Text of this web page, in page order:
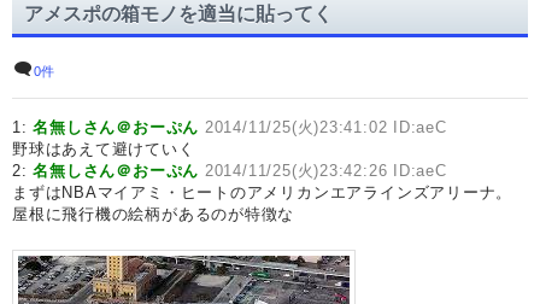
アメスポの箱モノを適当に貼ってく
0件
1:名無しさん＠おーぷん 2014/11/25(火)23:41:02 ID:aeC
野球はあえて避けていく
2:名無しさん＠おーぷん 2014/11/25(火)23:42:26 ID:aeC
まずはNBAマイアミ・ヒートのアメリカンエアラインズアリーナ。
屋根に飛行機の絵柄があるのが特徴な